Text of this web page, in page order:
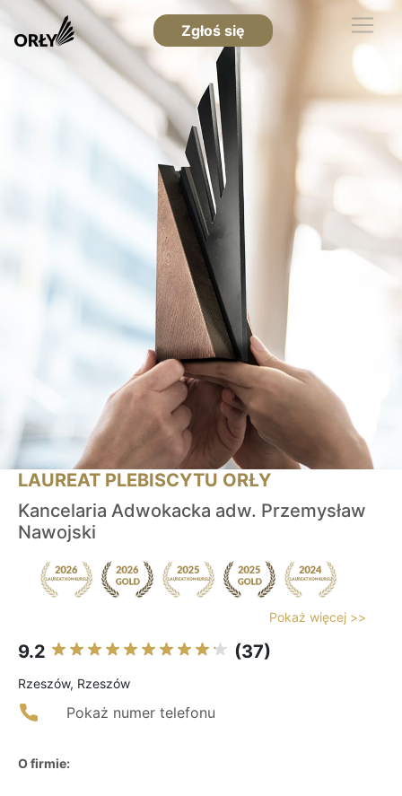
Zgłoś się
LAUREAT PLEBISCYTU ORŁY
Kancelaria Adwokacka adw. Przemysław
Nawojski
Pokaż więcej >>
9.2 (37)
Rzeszów, Rzeszów
Pokaż numer telefonu
O firmie: